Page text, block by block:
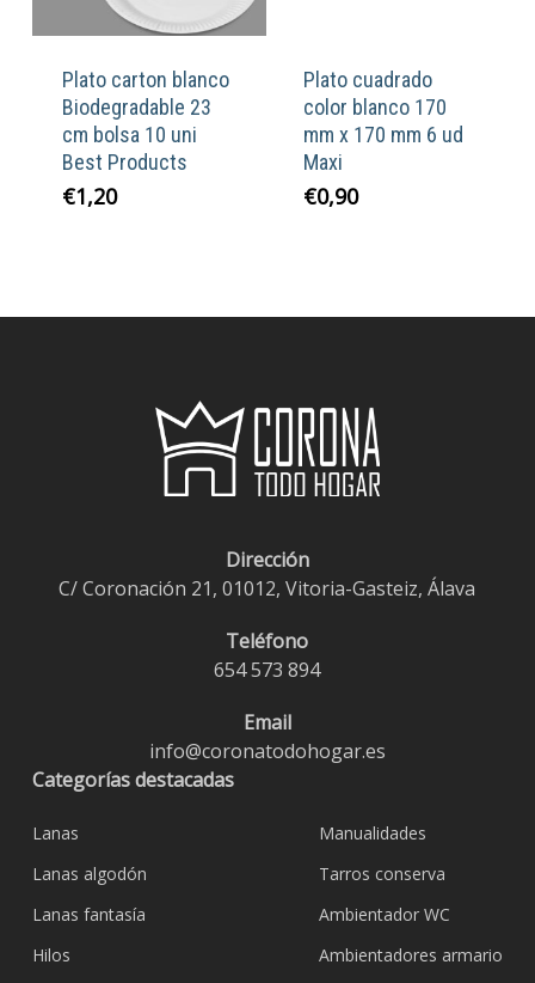
Plato carton blanco
Biodegradable 23
cm bolsa 10 uni
Best Products
€1,20
Plato cuadrado
color blanco 170
mm x 170 mm 6 ud
Maxi
€0,90
Dirección
C/ Coronación 21, 01012, Vitoria-Gasteiz, Álava
Teléfono
654 573 894
Email
info@coronatodohogar.es
Categorías destacadas
Lanas
Lanas algodón
Lanas fantasía
Hilos
Manualidades
Tarros conserva
Ambientador WC
Ambientadores armario